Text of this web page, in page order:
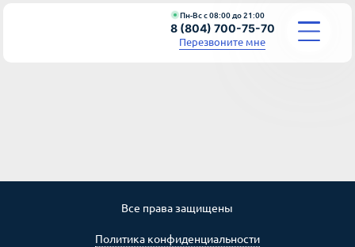
Пн-Вс с 08:00 до 21:00
8 (804) 700-75-70
Перезвоните мне
СТАТЬИ
СТОИМОСТЬВсе права защищены
Политика конфиденциальности